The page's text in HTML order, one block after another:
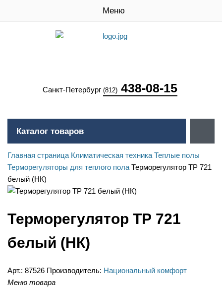
Меню
Санкт-Петербург (812) 438-08-15
Каталог товаров
Главная страница Климатическая техника Теплые полы
Терморегуляторы для теплого пола Терморегулятор ТР 721
белый (НК)
Терморегулятор ТР 721
белый (НК)
Арт.: 87526 Производитель: Национальный комфорт
Меню товара